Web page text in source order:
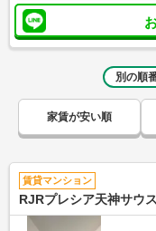
別の順
家賃が安い順
賃貸マンション
RJRプレシア天神サウス